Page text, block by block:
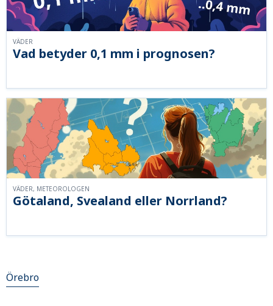
Vad betyder 0,1 mm i prognosen?
VÄDER
Götaland, Svealand eller Norrland?
VÄDER, METEOROLOGEN
Örebro